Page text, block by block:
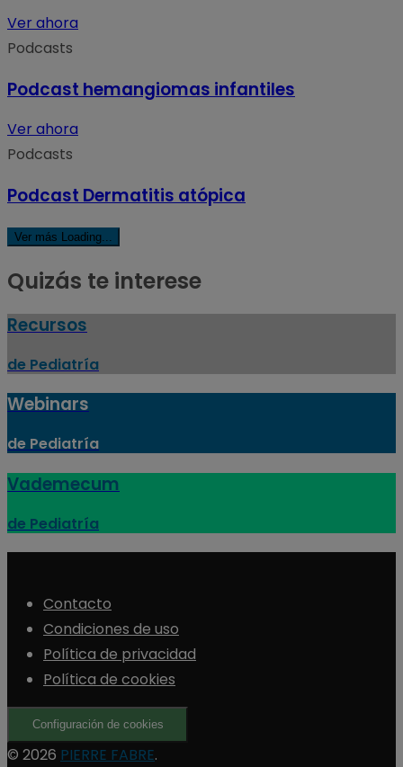
Ver ahora
Podcasts
Podcast hemangiomas infantiles
Ver ahora
Podcasts
Podcast Dermatitis atópica
Ver más Loading...
Quizás te interese
Recursos
de Pediatría
Webinars
de Pediatría
Vademecum
de Pediatría
Contacto
Condiciones de uso
Política de privacidad
Política de cookies
Configuración de cookies
© 2026 PIERRE FABRE.